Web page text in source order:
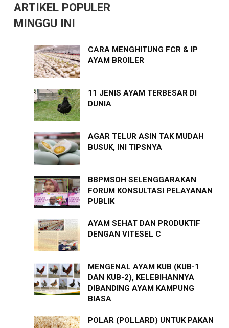
ARTIKEL POPULER
MINGGU INI
CARA MENGHITUNG FCR & IP
AYAM BROILER
11 JENIS AYAM TERBESAR DI
DUNIA
AGAR TELUR ASIN TAK MUDAH
BUSUK, INI TIPSNYA
BBPMSOH SELENGGARAKAN
FORUM KONSULTASI PELAYANAN
PUBLIK
AYAM SEHAT DAN PRODUKTIF
DENGAN VITESEL C
MENGENAL AYAM KUB (KUB-1
DAN KUB-2), KELEBIHANNYA
DIBANDING AYAM KAMPUNG
BIASA
POLAR (POLLARD) UNTUK PAKAN